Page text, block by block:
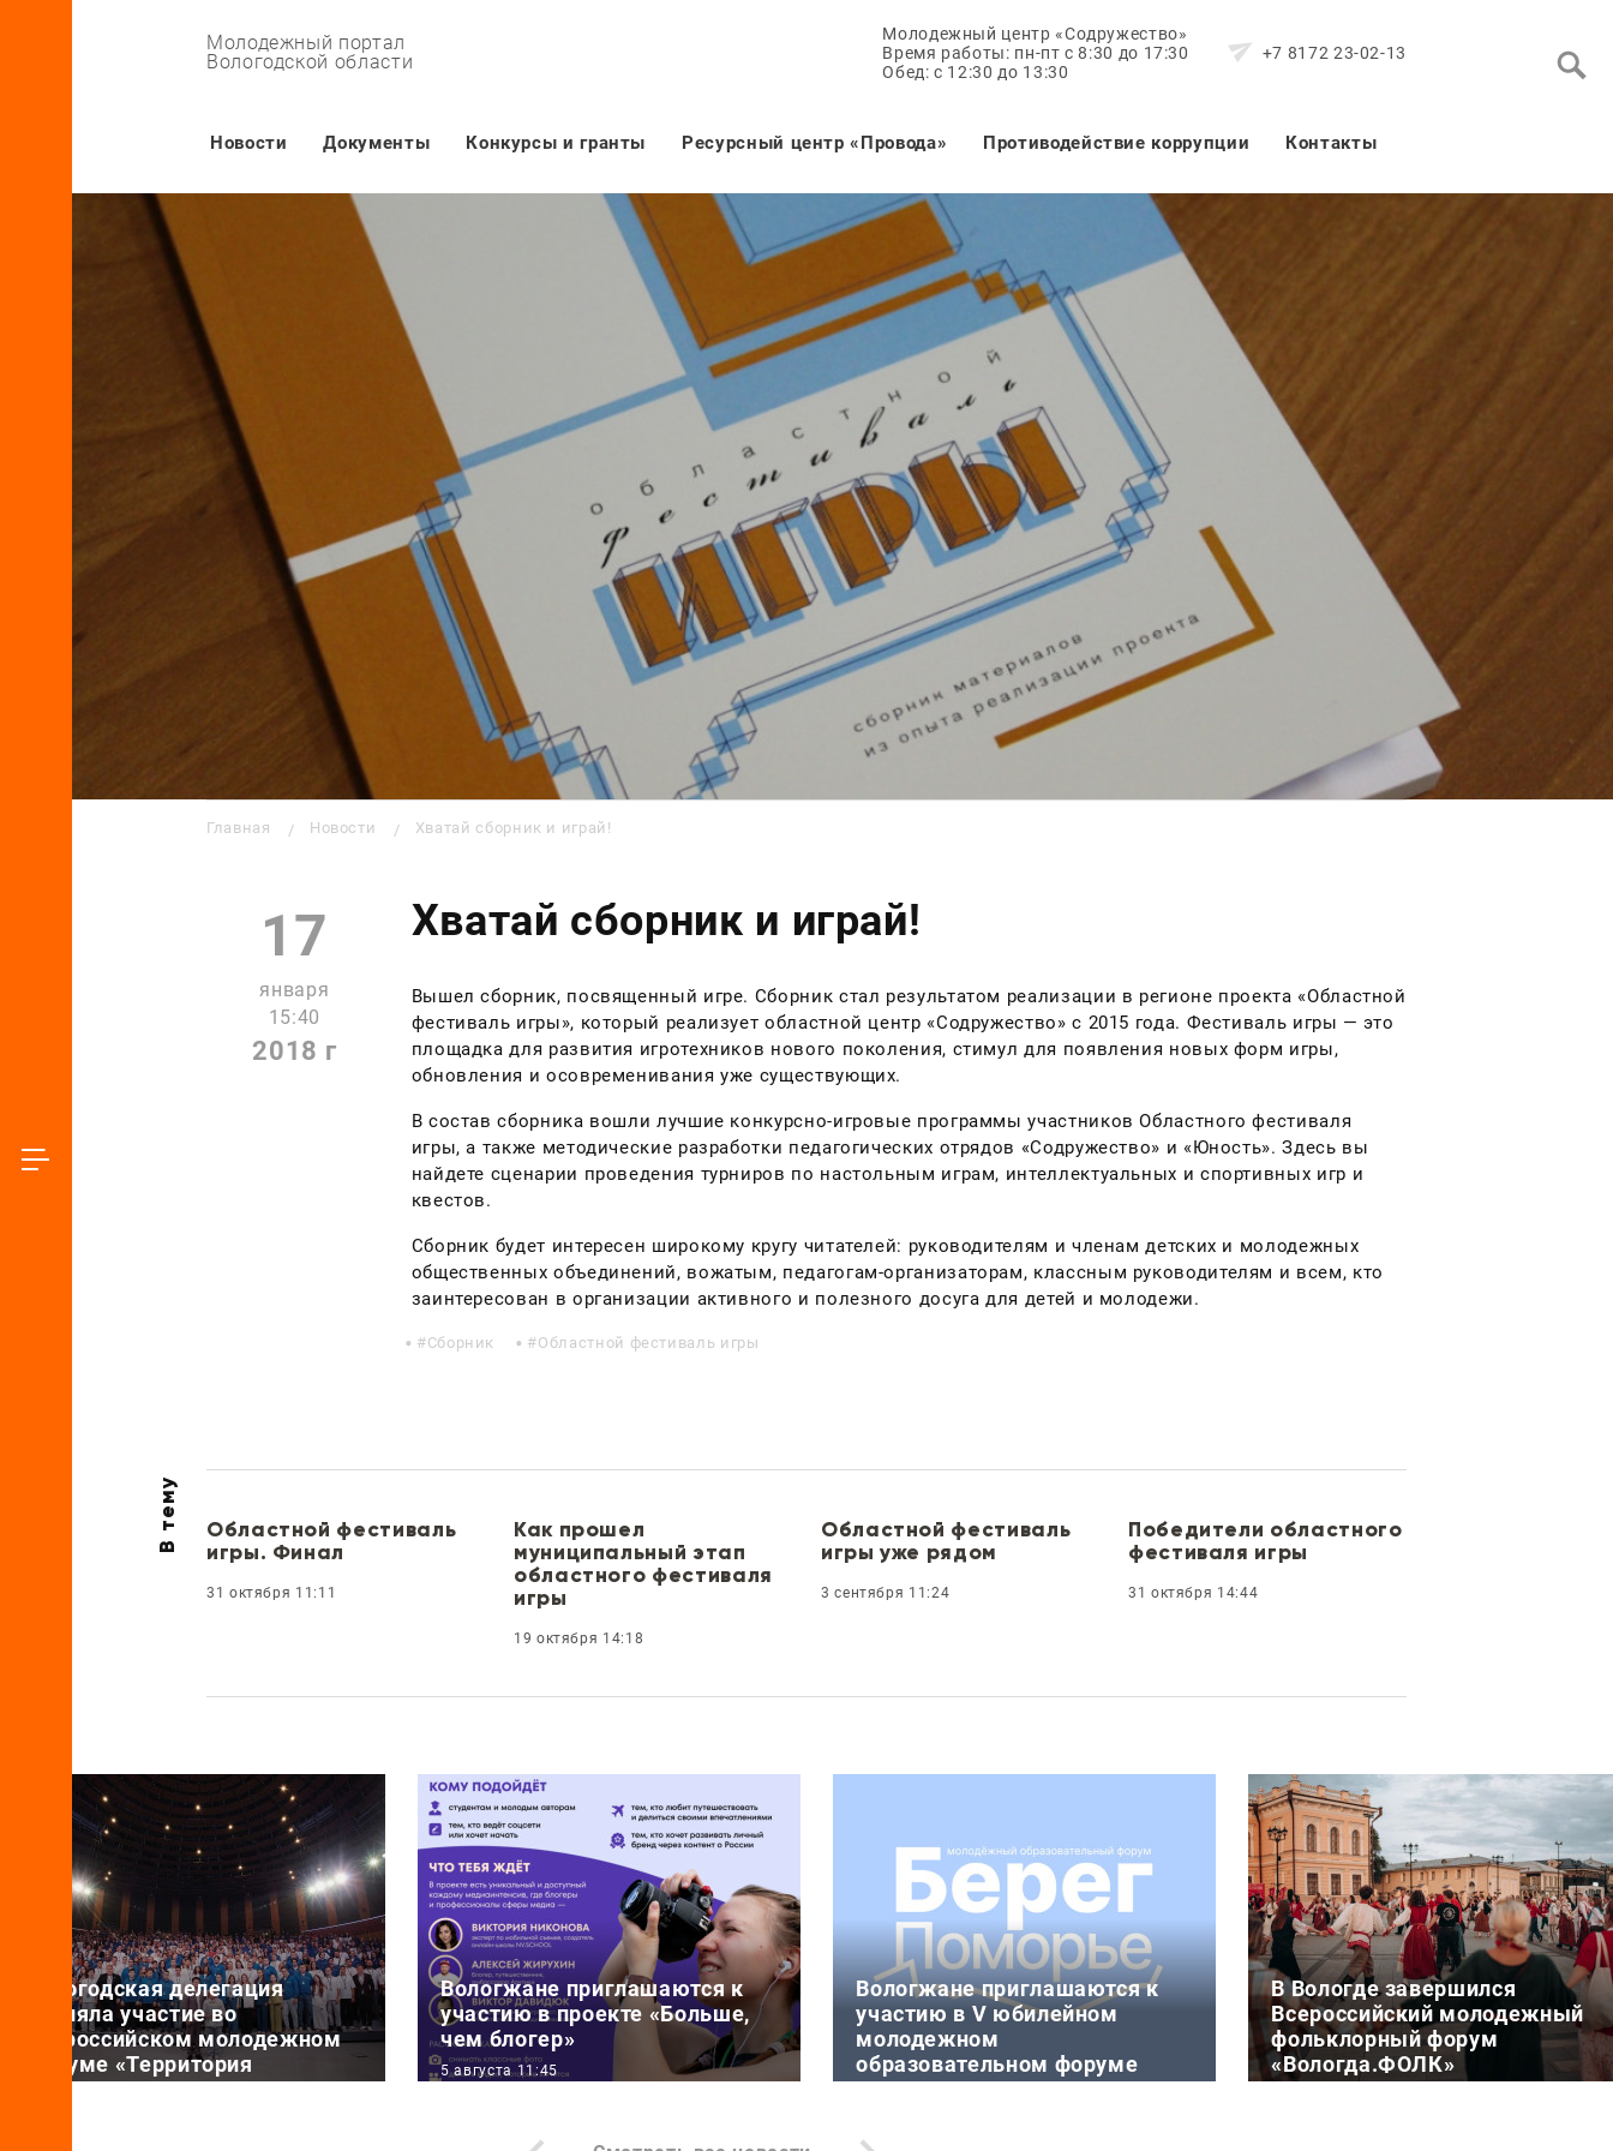
Молодежный портал
Вологодской области
Молодежный центр «Содружество»
Время работы: пн-пт с 8:30 до 17:30
Обед: с 12:30 до 13:30
+7 8172 23-02-13
Основная навигация
Новости Документы Конкурсы и гранты Ресурсный центр «Провода» Противодействие коррупции Контакты
Строка навигации
Главная Новости Хватай сборник и играй!
17
января
15:40
2018 г
Хватай сборник и играй!
Вышел сборник, посвященный игре. Сборник стал результатом реализации в регионе проекта «Областной
фестиваль игры», который реализует областной центр «Содружество» с 2015 года. Фестиваль игры — это
площадка для развития игротехников нового поколения, стимул для появления новых форм игры,
обновления и осовременивания уже существующих.
В состав сборника вошли лучшие конкурсно-игровые программы участников Областного фестиваля
игры, а также методические разработки педагогических отрядов «Содружество» и «Юность». Здесь вы
найдете сценарии проведения турниров по настольным играм, интеллектуальных и спортивных игр и
квестов.
Сборник будет интересен широкому кругу читателей: руководителям и членам детских и молодежных
общественных объединений, вожатым, педагогам-организаторам, классным руководителям и всем, кто
заинтересован в организации активного и полезного досуга для детей и молодежи.
Сборник Областной фестиваль игры
В тему
Областной фестиваль
игры. Финал
31 октября 11:11
Как прошел
муниципальный этап
областного фестиваля
игры
19 октября 14:18
Областной фестиваль
игры уже рядом
3 сентября 11:24
Победители областного
фестиваля игры
31 октября 14:44
Вологодская делегация
приняла участие во
Всероссийском молодежном
форуме «Территория
смыслов»
Вологжане приглашаются к
участию в проекте «Больше,
чем блогер»
5 августа 11:45
рамках программы Росмолодёжи
Вологжане приглашаются к
участию в V юбилейном
молодежном
образовательном форуме
«Берег»
В Вологде завершился
Всероссийский молодежный
фольклорный форум
«Вологда.ФОЛК»